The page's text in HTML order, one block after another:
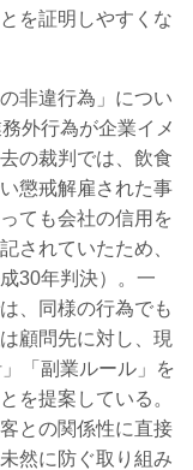
を証明しやすくな
非違行為」につい
外行為が企業イメ
の裁判では、飲食
懲戒解雇された事
ても会社の信用を
されていたため、
30年判決）。一
、同様の行為でも
顧問先に対し、現
「副業ルール」を
を提案している。
との関係性に直接
然に防ぐ取り組み